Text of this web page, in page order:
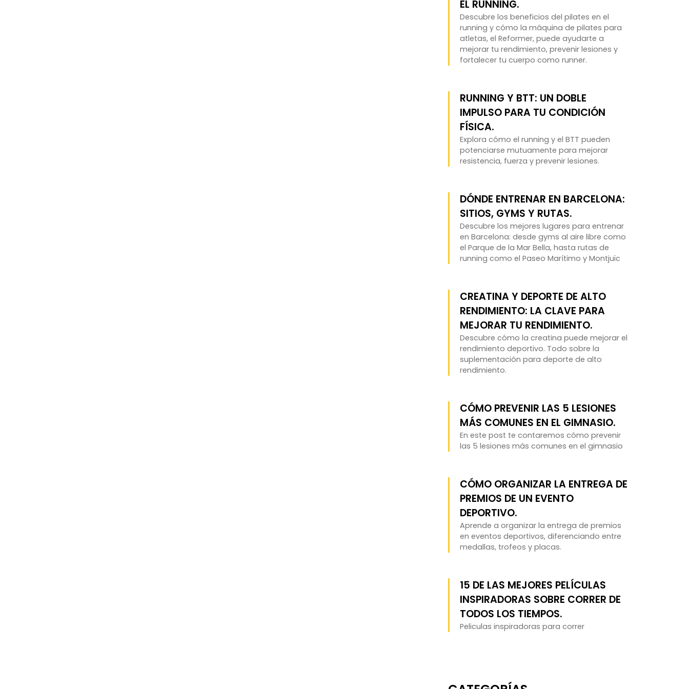
EL RUNNING.
Descubre los beneficios del pilates en el
running y cómo la máquina de pilates para
atletas, el Reformer, puede ayudarte a
mejorar tu rendimiento, prevenir lesiones y
fortalecer tu cuerpo como runner.
RUNNING Y BTT: UN DOBLE
IMPULSO PARA TU CONDICIÓN
FÍSICA.
Explora cómo el running y el BTT pueden
potenciarse mutuamente para mejorar
resistencia, fuerza y prevenir lesiones.
DÓNDE ENTRENAR EN BARCELONA:
SITIOS, GYMS Y RUTAS.
Descubre los mejores lugares para entrenar
en Barcelona: desde gyms al aire libre como
el Parque de la Mar Bella, hasta rutas de
running como el Paseo Marítimo y Montjuïc
CREATINA Y DEPORTE DE ALTO
RENDIMIENTO: LA CLAVE PARA
MEJORAR TU RENDIMIENTO.
Descubre cómo la creatina puede mejorar el
rendimiento deportivo. Todo sobre la
suplementación para deporte de alto
rendimiento.
CÓMO PREVENIR LAS 5 LESIONES
MÁS COMUNES EN EL GIMNASIO.
En este post te contaremos cómo prevenir
las 5 lesiones más comunes en el gimnasio
CÓMO ORGANIZAR LA ENTREGA DE
PREMIOS DE UN EVENTO
DEPORTIVO.
Aprende a organizar la entrega de premios
en eventos deportivos, diferenciando entre
medallas, trofeos y placas.
15 DE LAS MEJORES PELÍCULAS
INSPIRADORAS SOBRE CORRER DE
TODOS LOS TIEMPOS.
Peliculas inspiradoras para correr